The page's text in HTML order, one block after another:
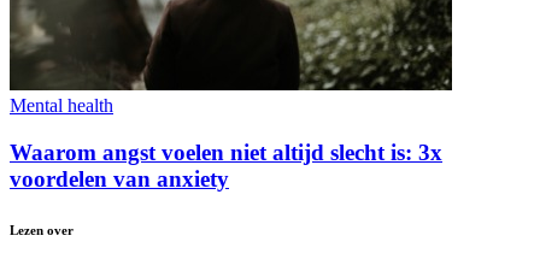
Mental health
Waarom angst voelen niet altijd slecht is: 3x
voordelen van anxiety
Lezen over